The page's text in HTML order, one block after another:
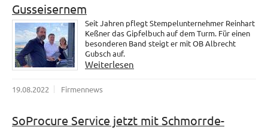
Gusseisernem
Seit Jahren pflegt Stempelunternehmer Reinhart
Keßner das Gipfelbuch auf dem Turm. Für einen
besonderen Band steigt er mit OB Albrecht
Gubsch auf.
Weiterlesen
19.08.2022 Firmennews
SoProcure Service jetzt mit Schmorrde-